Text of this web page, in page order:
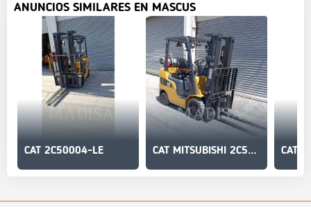
ANUNCIOS SIMILARES EN MASCUS
CAT 2C50004-LE CAT MITSUBISHI 2C50004-LE CAT